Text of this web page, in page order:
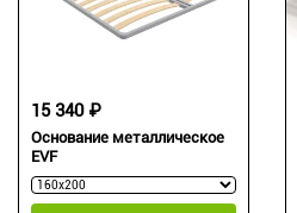
Основание металлическое
EVF
15 340 ₽